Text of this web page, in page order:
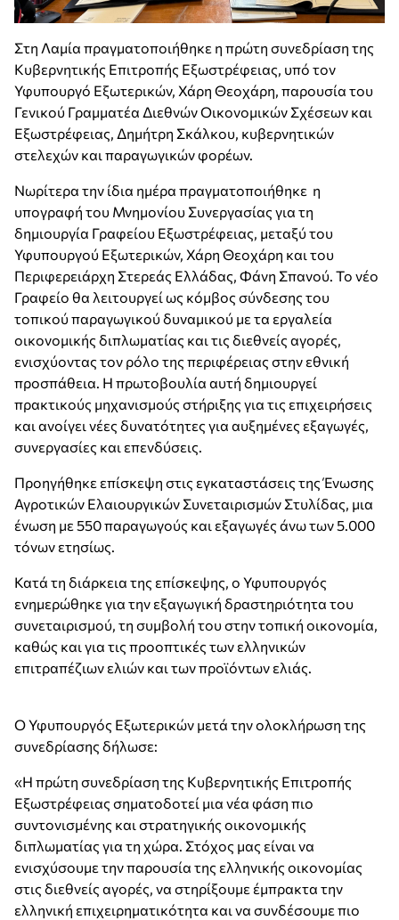
Στη Λαμία πραγματοποιήθηκε η πρώτη συνεδρίαση της
Κυβερνητικής Επιτροπής Εξωστρέφειας, υπό τον
Υφυπουργό Εξωτερικών, Χάρη Θεοχάρη, παρουσία του
Γενικού Γραμματέα Διεθνών Οικονομικών Σχέσεων και
Εξωστρέφειας, Δημήτρη Σκάλκου, κυβερνητικών
στελεχών και παραγωγικών φορέων.
Νωρίτερα την ίδια ημέρα πραγματοποιήθηκε η
υπογραφή του Μνημονίου Συνεργασίας για τη
δημιουργία Γραφείου Εξωστρέφειας, μεταξύ του
Υφυπουργού Εξωτερικών, Χάρη Θεοχάρη και του
Περιφερειάρχη Στερεάς Ελλάδας, Φάνη Σπανού. Το νέο
Γραφείο θα λειτουργεί ως κόμβος σύνδεσης του
τοπικού παραγωγικού δυναμικού με τα εργαλεία
οικονομικής διπλωματίας και τις διεθνείς αγορές,
ενισχύοντας τον ρόλο της περιφέρειας στην εθνική
προσπάθεια. Η πρωτοβουλία αυτή δημιουργεί
πρακτικούς μηχανισμούς στήριξης για τις επιχειρήσεις
και ανοίγει νέες δυνατότητες για αυξημένες εξαγωγές,
συνεργασίες και επενδύσεις.
Προηγήθηκε επίσκεψη στις εγκαταστάσεις της Ένωσης
Αγροτικών Ελαιουργικών Συνεταιρισμών Στυλίδας, μια
ένωση με 550 παραγωγούς και εξαγωγές άνω των 5.000
τόνων ετησίως.
Κατά τη διάρκεια της επίσκεψης, ο Υφυπουργός
ενημερώθηκε για την εξαγωγική δραστηριότητα του
συνεταιρισμού, τη συμβολή του στην τοπική οικονομία,
καθώς και για τις προοπτικές των ελληνικών
επιτραπέζιων ελιών και των προϊόντων ελιάς.
Ο Υφυπουργός Εξωτερικών μετά την ολοκλήρωση της
συνεδρίασης δήλωσε:
«Η πρώτη συνεδρίαση της Κυβερνητικής Επιτροπής
Εξωστρέφειας σηματοδοτεί μια νέα φάση πιο
συντονισμένης και στρατηγικής οικονομικής
διπλωματίας για τη χώρα. Στόχος μας είναι να
ενισχύσουμε την παρουσία της ελληνικής οικονομίας
στις διεθνείς αγορές, να στηρίξουμε έμπρακτα την
ελληνική επιχειρηματικότητα και να συνδέσουμε πιο